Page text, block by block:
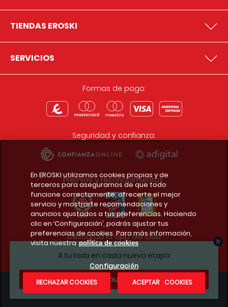
A tu lado en cada nueva etapa
¿Te apuntas?
TIENDAS EROSKI
SERVICIOS
Formas de pago:
Seguridad y confianza:
Premios y reconocimientos:
Descarga la app del club
Condiciones legales
En EROSKI utilizamos cookies propias y de
terceros para asegurarnos de que todo
funcione correctamente, ofrecerte el mejor
servicio y mostrarte recomendaciones y
anuncios ajustados a tus preferencias. Haciendo
clic en ‘Configuración’, podrás ajustar tus
preferencias de cookies. Para más información,
visita nuestra política de cookies
Configuración
RECHAZAR COOKIES
ACEPTAR COOKIES